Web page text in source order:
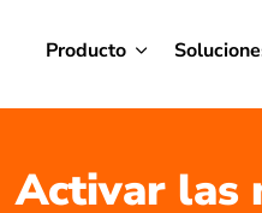
Producto
Activar las